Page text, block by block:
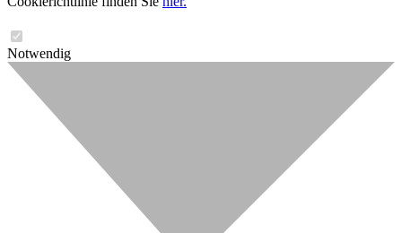
Notwendig